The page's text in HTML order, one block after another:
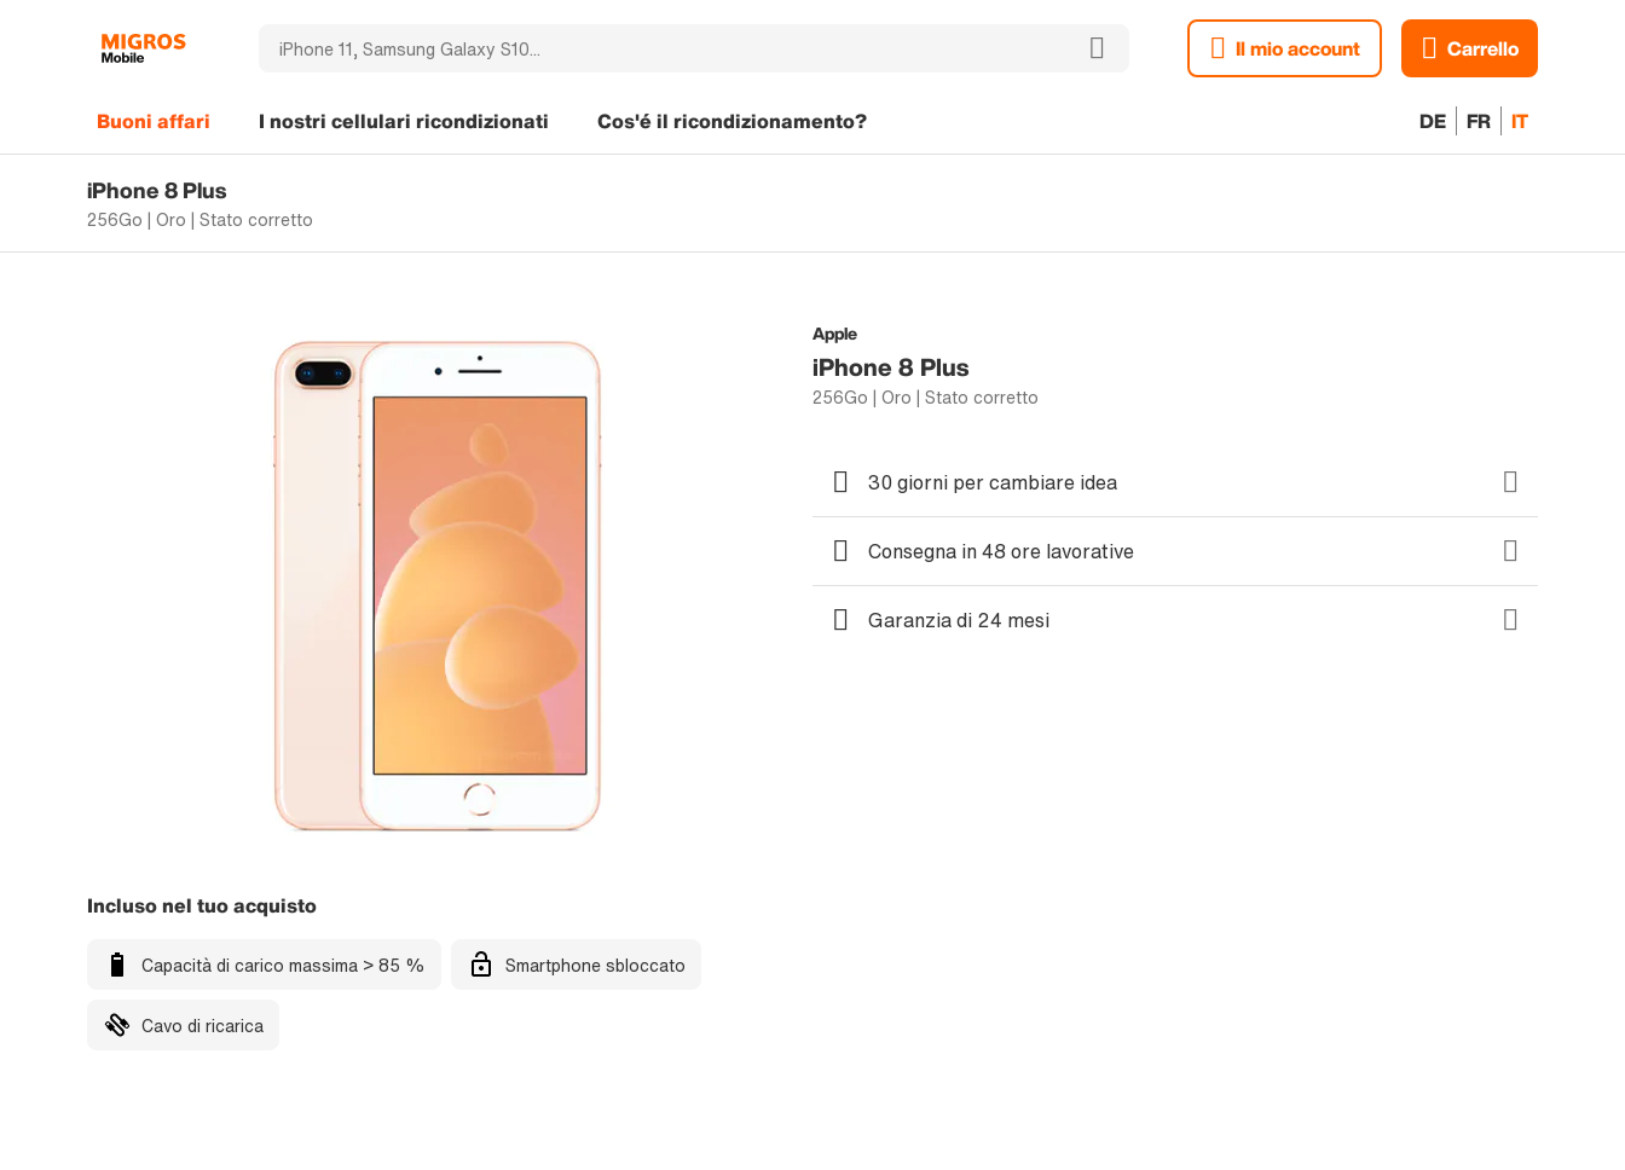
Il mio account Carrello
DE FR IT
Buoni affari I nostri cellulari ricondizionati Cos'é il ricondizionamento?
iPhone 8 Plus
256Go | Oro | Stato corretto
Apple
iPhone 8 Plus
256Go | Oro | Stato corretto
Incluso nel tuo acquisto
Capacità di carico massima > 85 % Smartphone sbloccato
Cavo di ricarica
30 giorni per cambiare idea
Consegna in 48 ore lavorative
Garanzia di 24 mesi